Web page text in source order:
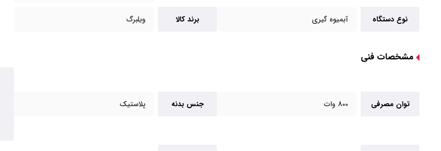
نوع دستگاه آبمیوه گیری برند کالا ویلبرگ
مشخصات فنی
توان مصرفی 800 وات جنس بدنه پلاستیک